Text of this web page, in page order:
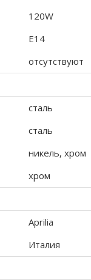
120W
E14
отсутствуют
сталь
сталь
никель, хром
хром
Aprilia
Италия